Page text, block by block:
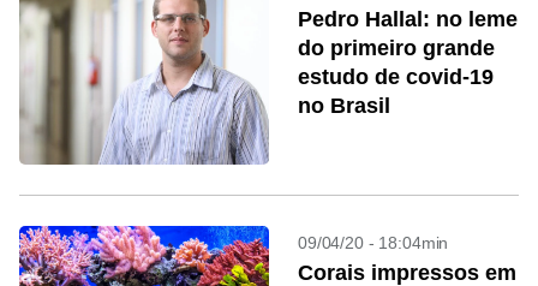
Pedro Hallal: no leme
do primeiro grande
estudo de covid-19
no Brasil
09/04/20 - 18:04min
Corais impressos em